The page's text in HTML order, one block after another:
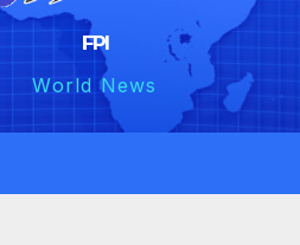
FPI
World News